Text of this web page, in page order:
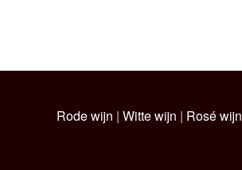
Rode wijn | Witte wijn | Rosé wijn